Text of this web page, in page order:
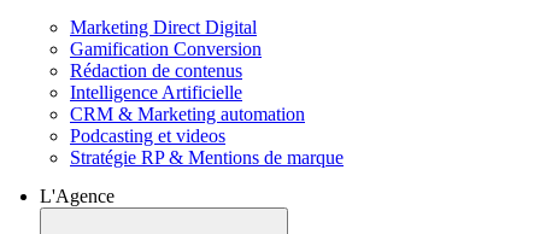
Marketing Direct Digital
Gamification Conversion
Rédaction de contenus
Intelligence Artificielle
CRM & Marketing automation
Podcasting et videos
Stratégie RP & Mentions de marque
L'Agence